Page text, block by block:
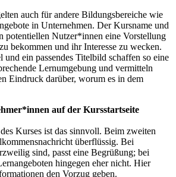
auch für andere Bildungsbereiche wie
in Unternehmen. Der Kursname und
potentiellen Nutzer*innen eine Vorstellung
bekommen und ihr Interesse zu wecken.
und ein passendes Titelbild schaffen so eine
Lernumgebung und vermitteln
Eindruck darüber, worum es in dem
auf der Kursstartseite
Kurses ist das sinnvoll. Beim zweiten
überflüssig. Bei
sind, passt eine Begrüßung; bei
hingegen eher nicht. Hier
den Vorzug geben.